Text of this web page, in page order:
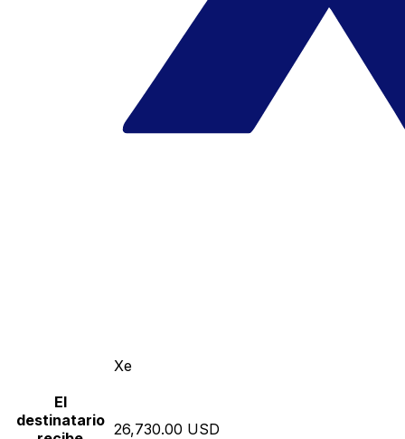
Xe
El
destinatario 26,730.00 USD